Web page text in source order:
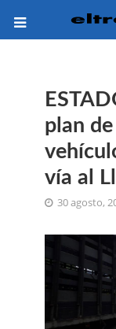
plan
vía al
30 agosto,